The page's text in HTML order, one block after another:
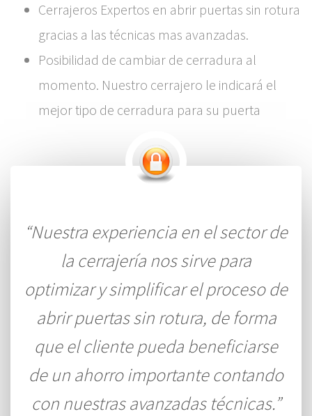
Cerrajeros Expertos en abrir puertas sin rotura
gracias a las técnicas mas avanzadas.
Posibilidad de cambiar de cerradura al
momento. Nuestro cerrajero le indicará el
mejor tipo de cerradura para su puerta
“Nuestra experiencia en el sector de
la cerrajería nos sirve para
optimizar y simplificar el proceso de
abrir puertas sin rotura, de forma
que el cliente pueda beneficiarse
de un ahorro importante contando
con nuestras avanzadas técnicas.”